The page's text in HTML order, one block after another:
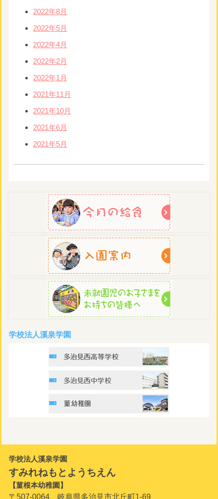
2022年8月
2022年5月
2022年4月
2022年2月
2022年1月
2021年11月
2021年10月
2021年6月
2021年5月
学校法人溪泉学園
学校法人溪泉学園
すみれねもとようちえん
【菫根本幼稚園】
〒507-0064 岐阜県多治見市北丘町1-69